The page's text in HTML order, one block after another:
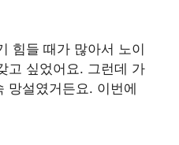
힘들 때가 많아서 노이
고 싶었어요. 그런데 가
망설였거든요. 이번에